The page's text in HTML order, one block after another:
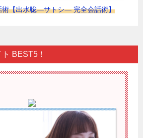
術【出水聡―サトシ― 完全会話術】
BEST5！